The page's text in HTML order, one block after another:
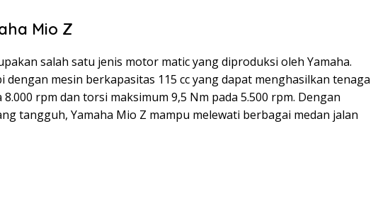
Mio Z
salah satu jenis motor matic yang diproduksi oleh Yamaha.
mesin berkapasitas 115 cc yang dapat menghasilkan tenaga
8.000 rpm dan torsi maksimum 9,5 Nm pada 5.500 rpm. Dengan
tangguh, Yamaha Mio Z mampu melewati berbagai medan jalan